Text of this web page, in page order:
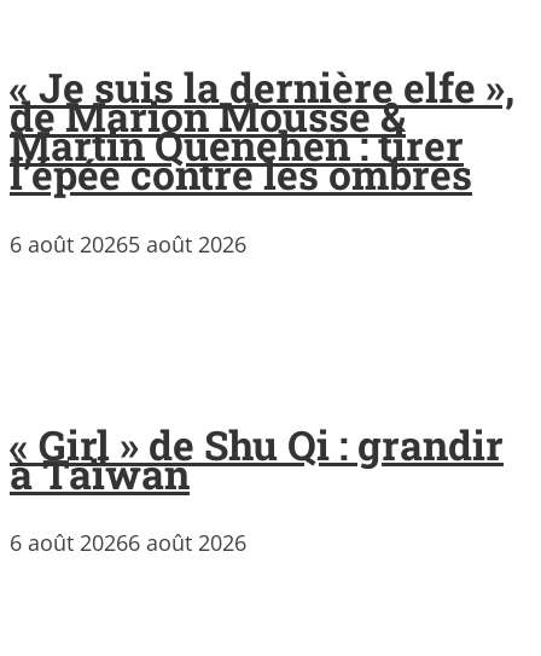
« Je suis la dernière elfe »,
de Marion Mousse &
Martin Quenehen : tirer
l’épée contre les ombres
6 août 20265 août 2026
« Girl » de Shu Qi : grandir
à Taïwan
6 août 20266 août 2026